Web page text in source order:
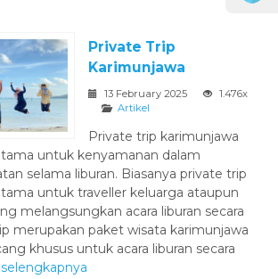
Private Trip
Karimunjawa
13 February 2025
1.476x
Artikel
Private trip karimunjawa
untuk kenyamanan dalam
selama liburan. Biasanya private trip
untuk traveller keluarga ataupun
melangsungkan acara liburan secara
merupakan paket wisata karimunjawa
khusus untuk acara liburan secara
selengkapnya